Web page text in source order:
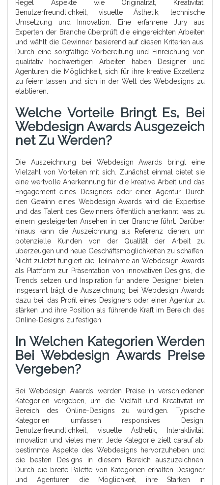
Regel Aspekte wie Originalität, Kreativität,
Benutzerfreundlichkeit, visuelle Ästhetik, technische
Umsetzung und Innovation. Eine erfahrene Jury aus
Experten der Branche überprüft die eingereichten Arbeiten
und wählt die Gewinner basierend auf diesen Kriterien aus.
Durch eine sorgfältige Vorbereitung und Einreichung von
qualitativ hochwertigen Arbeiten haben Designer und
Agenturen die Möglichkeit, sich für ihre kreative Exzellenz
zu feiern lassen und sich in der Welt des Webdesigns zu
etablieren.
Welche Vorteile Bringt Es, Bei
Webdesign Awards Ausgezeich
Net Zu Werden?
Die Auszeichnung bei Webdesign Awards bringt eine
Vielzahl von Vorteilen mit sich. Zunächst einmal bietet sie
eine wertvolle Anerkennung für die kreative Arbeit und das
Engagement eines Designers oder einer Agentur. Durch
den Gewinn eines Webdesign Awards wird die Expertise
und das Talent des Gewinners öffentlich anerkannt, was zu
einem gesteigerten Ansehen in der Branche führt. Darüber
hinaus kann die Auszeichnung als Referenz dienen, um
potenzielle Kunden von der Qualität der Arbeit zu
überzeugen und neue Geschäftsmöglichkeiten zu schaffen.
Nicht zuletzt fungiert die Teilnahme an Webdesign Awards
als Plattform zur Präsentation von innovativen Designs, die
Trends setzen und Inspiration für andere Designer bieten.
Insgesamt trägt die Auszeichnung bei Webdesign Awards
dazu bei, das Profil eines Designers oder einer Agentur zu
stärken und ihre Position als führende Kraft im Bereich des
Online-Designs zu festigen.
In Welchen Kategorien Werden
Bei Webdesign Awards Preise
Vergeben?
Bei Webdesign Awards werden Preise in verschiedenen
Kategorien vergeben, um die Vielfalt und Kreativität im
Bereich des Online-Designs zu würdigen. Typische
Kategorien umfassen responsives Design,
Benutzerfreundlichkeit, visuelle Ästhetik, Interaktivität,
Innovation und vieles mehr. Jede Kategorie zielt darauf ab,
bestimmte Aspekte des Webdesigns hervorzuheben und
die besten Designs in diesem Bereich auszuzeichnen.
Durch die breite Palette von Kategorien erhalten Designer
und Agenturen die Möglichkeit, ihre Stärken in